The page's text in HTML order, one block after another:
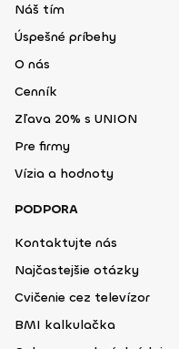
Náš tím
Úspešné príbehy
O nás
Cenník
Zľava 20% s UNION
Pre firmy
Vízia a hodnoty
PODPORA
Kontaktujte nás
Najčastejšie otázky
Cvičenie cez televízor
BMI kalkulačka